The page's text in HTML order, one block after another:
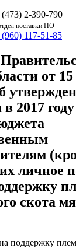
2-390-790
поставки ПО
117-51-85
от
2017
личное
скота
поддержку